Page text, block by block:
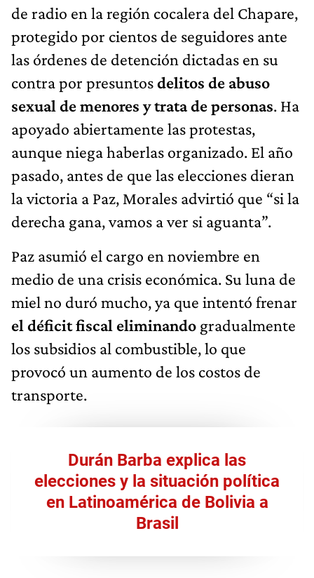
de radio en la región cocalera del Chapare,
protegido por cientos de seguidores ante
las órdenes de detención dictadas en su
contra por presuntosdelitos de abuso
sexual de menores y trata de personas. Ha
apoyado abiertamente las protestas,
aunque niega haberlas organizado. El año
pasado, antes de que las elecciones dieran
la victoria a Paz, Morales advirtió que “si la
derecha gana, vamos a ver si aguanta”.
Paz asumió el cargo en noviembre en
medio de una crisis económica. Su luna de
miel no duró mucho, ya que intentó frenar
el déficit fiscal eliminando gradualmente
los subsidios al combustible, lo que
provocó un aumento de los costos de
transporte.
Durán Barba explica las
elecciones y la situación política
en Latinoamérica de Bolivia a
Brasil